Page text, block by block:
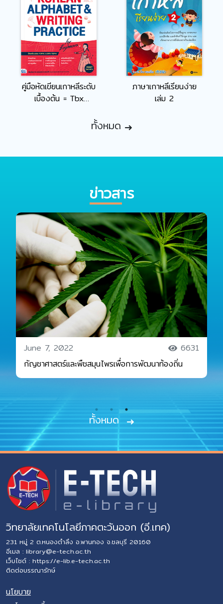
คู่มือหัดเขียนเกาหลีระดับ
เบื้องต้น = Tbx
Writing Practice for
ภาษาเกาหลีเรียนง่าย
เล่ม 2
ทั้งหมด
ข่าวสาร
June 7, 2022
6631
กัญชาศาสตร์และพืชสมุนไพรเพื่อการพัฒนาท้องถิ่น
ทั้งหมด
วิทยาลัยเทคโนโลยีภาคตะวันออก (อี.เทค)
231 หมู่ 2 ต.หนองตำลึง อ.พานทอง จ.ชลบุรี 20160
อีเมล : library@e-tech.ac.th
เว็บไซต์ : https://e-lib.e-tech.ac.th
ติดต่อบรรณารักษ์
นโยบาย